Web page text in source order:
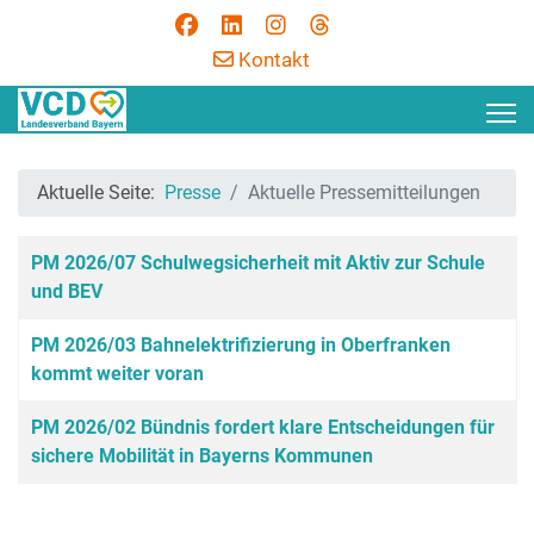
Kontakt
Aktuelle Seite: Presse Aktuelle Pressemitteilungen
Titel
PM 2026/07 Schulwegsicherheit mit Aktiv zur Schule
und BEV
PM 2026/03 Bahnelektrifizierung in Oberfranken
kommt weiter voran
PM 2026/02 Bündnis fordert klare Entscheidungen für
sichere Mobilität in Bayerns Kommunen